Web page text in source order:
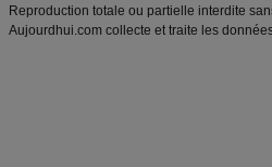
Reproduction totale ou partielle interdite
Aujourdhui.com collecte et traite les